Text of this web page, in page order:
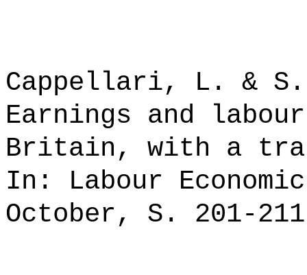
Cappellari, L. &
Earnings and
Britain, with a
In: Labour
October, S. 201-